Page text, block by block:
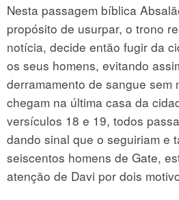
Nesta passagem bíblica
propósito de usurpar, o trono
notícia, decide então fugir da
os seus homens, evitando
derramamento de sangue sem
chegam na última casa da
versículos 18 e 19, todos
dando sinal que o seguiriam e
seiscentos homens de Gate,
atenção de Davi por dois